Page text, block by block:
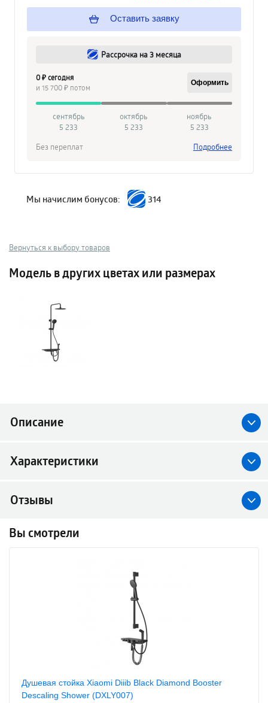
Оставить заявку
Рассрочка на 3 месяца
0 ₽ сегодня
и 15 700 ₽ потом
Оформить
сентябрь
5 233
октябрь
5 233
ноябрь
5 233
Без переплат
Подробнее
Мы начислим бонусов: 314
Вернуться к выбору товаров
Модель в других цветах или размерах
Описание
Характеристики
Отзывы
Вы смотрели
Душевая стойка Xiaomi Diiib Black Diamond Booster
Descaling Shower (DXLY007)